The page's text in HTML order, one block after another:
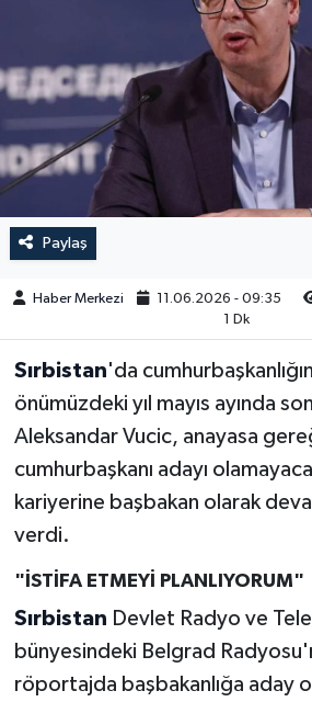
Paylaş
Haber Merkezi 11.06.2026 - 09:35
1 Dk
Sırbistan'da
önümüzdeki yıl mayıs ayında
Aleksandar Vucic, anayasa
cumhurbaşkanı adayı
kariyerine başbakan olarak
verdi.
"İSTİFA ETMEYİ PLANLIYORUM"
Sırbistan Devlet Radyo ve
bünyesindeki Belgrad
röportajda başbakanlığa aday